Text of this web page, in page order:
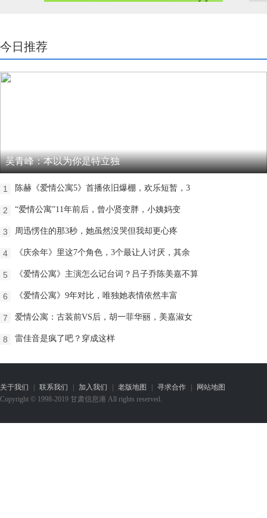
今日推荐
吴青峰：本以为你是特立独
1 陈赫《爱情公寓5》首播依旧爆棚，欢乐短暂，3
2 “爱情公寓”11年前后，曾小贤变胖，小姨妈变
3 周迅愣住的那3秒，她虽然没哭但我却更心疼
4 《庆余年》里这7个角色，3个最让人讨厌，其余
5 《爱情公寓》主演怎么记台词？吕子乔陈美嘉不算
6 《爱情公寓》9年对比，唯独她表情依然丰富
7 爱情公寓：古装前VS后，胡一菲华丽，美嘉淑女
8 雷佳音是疯了吧？穿成这样
关于我们 | 联系我们 | 加入我们 | 老版地图 | 寻求合作 |
网站地图
Copyright © 1998-2019 甘肃信息港 All rights reserved.